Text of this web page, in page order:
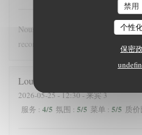
禁用
个性
保密
Nous nous sommes régalés, joli
recommandons !
Louis
2026-05-25- 12:30 - 来宾 3
服务 : 4/5 氛围 : 5/5 菜单 : 5/5 质价